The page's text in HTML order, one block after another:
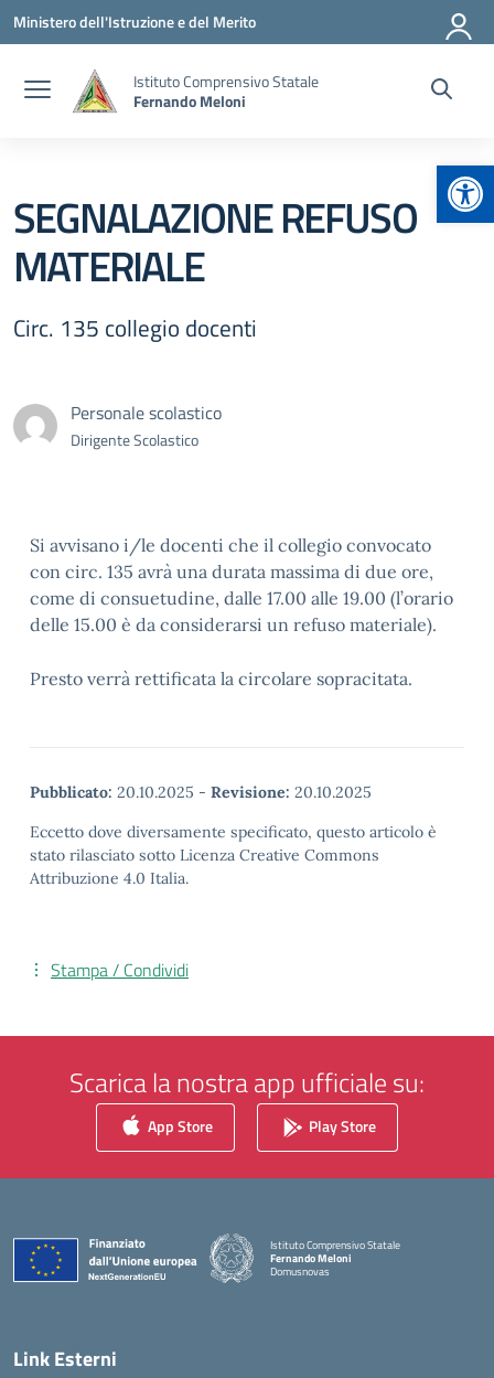
Vai ai contenuti
Vai al menu di navigazione
Vai al footer
Ministero dell'Istruzione e del Merito
Istituto Comprensivo Statale
Fernando Meloni
SEGNALAZIONE REFUSO
MATERIALE
Circ. 135 collegio docenti
Personale scolastico
Dirigente Scolastico
Si avvisano i/le docenti che il collegio convocato
con circ. 135 avrà una durata massima di due ore,
come di consuetudine, dalle 17.00 alle 19.00 (l’orario
delle 15.00 è da considerarsi un refuso materiale).
Presto verrà rettificata la circolare sopracitata.
Pubblicato: 20.10.2025 - Revisione: 20.10.2025
Eccetto dove diversamente specificato, questo articolo è
stato rilasciato sotto Licenza Creative Commons
Attribuzione 4.0 Italia.
Stampa / Condividi
Scarica la nostra app ufficiale su:
App Store Play Store
Istituto Comprensivo Statale
Fernando Meloni
Domusnovas
Link Esterni